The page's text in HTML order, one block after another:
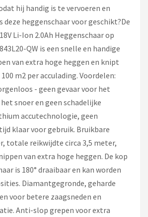
hij handig is te vervoeren en
deze heggenschaar voor geschikt?De
Li-Ion 2.0Ah Heggenschaar op
QW is een snelle en handige
van extra hoge heggen en knipt
m2 per acculading. Voordelen:
- geen gevaar voor het
snoer en geen schadelijke
accutechnologie, geen
klaar voor gebruik. Bruikbare
totale reikwijdte circa 3,5 meter,
van extra hoge heggen. De kop
is 180° draaibaar en kan worden
Diamantgegronde, geharde
voor betere zaagsneden en
Anti-slop grepen voor extra